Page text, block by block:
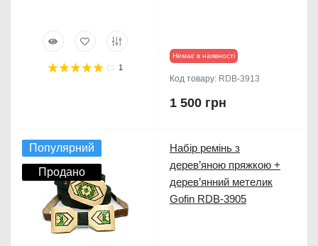
1
Немає в наявності
Код товару: RDB-3913
1 500 грн
Популярний
Продано
Набір ремінь з
дерев’яною пряжкою +
дерев’янний метелик
Gofin RDB-3905